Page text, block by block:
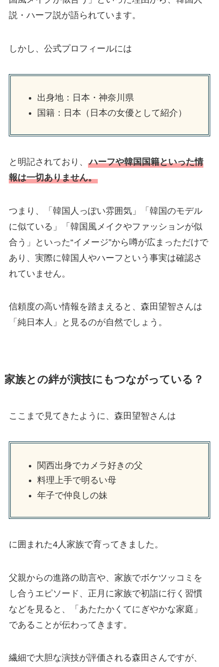
説・ハーフ説が語られています。
しかし、公式プロフィールには
出身地：日本・神奈川県
国籍：日本（日本の女優として紹介）
と明記されており、 ハーフや韓国国籍といった情
報は一切ありません。
つまり、「韓国人っぽい雰囲気」「韓国のモデル
に似ている」「韓国風メイクやファッションが似
合う」といった“イメージ”から噂が広まっただけで
あり、実際に韓国人やハーフという事実は確認さ
れていません。
信頼度の高い情報を踏まえると、森田望智さんは
「純日本人」と見るのが自然でしょう。
家族との絆が演技にもつながっている？
ここまで見てきたように、森田望智さんは
関西出身でカメラ好きの父
料理上手で明るい母
年子で仲良しの妹
に囲まれた4人家族で育ってきました。
父親からの進路の助言や、家族でボケツッコミを
し合うエピソード、正月に家族で初詣に行く習慣
などを見ると、「あたたかくてにぎやかな家庭」
であることが伝わってきます。
繊細で大胆な演技が評価される森田さんですが、